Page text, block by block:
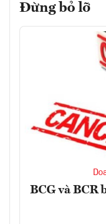
Đừng bỏ lỡ
BCG và BCR